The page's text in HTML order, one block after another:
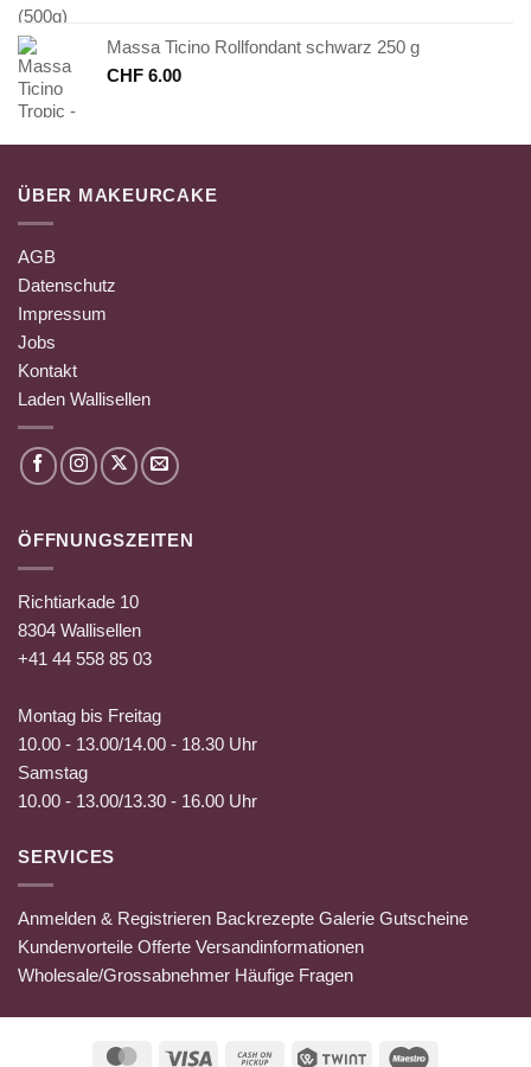
Massa Ticino Rollfondant schwarz 250 g
CHF 6.00
ÜBER MAKEURCAKE
AGB
Datenschutz
Impressum
Jobs
Kontakt
Laden Wallisellen
ÖFFNUNGSZEITEN
Richtiarkade 10
8304 Wallisellen
+41 44 558 85 03
Montag bis Freitag
10.00 - 13.00/14.00 - 18.30 Uhr
Samstag
10.00 - 13.00/13.30 - 16.00 Uhr
SERVICES
Anmelden & Registrieren Backrezepte Galerie Gutscheine
Kundenvorteile Offerte Versandinformationen
Wholesale/Grossabnehmer Häufige Fragen
MasterCardVisa Cash Twint